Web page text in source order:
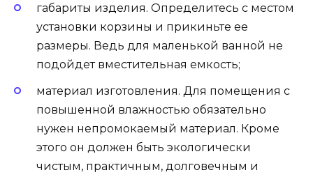
габариты изделия. Определитесь с местом
установки корзины и прикиньте ее
размеры. Ведь для маленькой ванной не
подойдет вместительная емкость;
материал изготовления. Для помещения с
повышенной влажностью обязательно
нужен непромокаемый материал. Кроме
этого он должен быть экологически
чистым, практичным, долговечным и